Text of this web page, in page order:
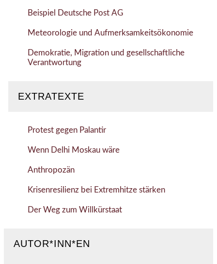
Beispiel Deutsche Post AG
Meteorologie und Aufmerksamkeitsökonomie
Demokratie, Migration und gesellschaftliche
Verantwortung
EXTRATEXTE
Protest gegen Palantir
Wenn Delhi Moskau wäre
Anthropozän
Krisenresilienz bei Extremhitze stärken
Der Weg zum Willkürstaat
AUTOR*INN*EN